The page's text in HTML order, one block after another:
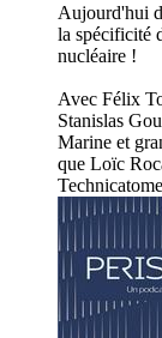
Aujourd'hui
la spécificité
nucléaire !
Avec Félix
Stanislas
Marine et
que Loïc